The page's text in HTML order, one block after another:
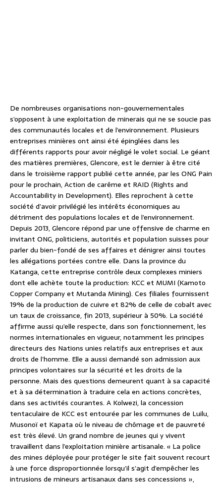
De nombreuses organisations non-gouvernementales
s’opposent à une exploitation de minerais qui ne se soucie pas
des communautés locales et de l’environnement. Plusieurs
entreprises minières ont ainsi été épinglées dans les
différents rapports pour avoir négligé le volet social. Le géant
des matières premières, Glencore, est le dernier à être cité
dans le troisième rapport publié cette année, par les ONG Pain
pour le prochain, Action de carême et RAID (Rights and
Accountability in Development). Elles reprochent à cette
société d’avoir privilégié les intérêts économiques au
détriment des populations locales et de l’environnement.
Depuis 2013, Glencore répond par une offensive de charme en
invitant ONG, politiciens, autorités et population suisses pour
parler du bien-fondé de ses affaires et dénigrer ainsi toutes
les allégations portées contre elle. Dans la province du
Katanga, cette entreprise contrôle deux complexes miniers
dont elle achète toute la production: KCC et MUMI (Kamoto
Copper Company et Mutanda Mining). Ces filiales fournissent
19% de la production de cuivre et 82% de celle de cobalt avec
un taux de croissance, fin 2013, supérieur à 50%. La société
affirme aussi qu’elle respecte, dans son fonctionnement, les
normes internationales en vigueur, notamment les principes
directeurs des Nations unies relatifs aux entreprises et aux
droits de l’homme. Elle a aussi demandé son admission aux
principes volontaires sur la sécurité et les droits de la
personne. Mais des questions demeurent quant à sa capacité
et à sa détermination à traduire cela en actions concrètes,
dans ses activités courantes. A Kolwezi, la concession
tentaculaire de KCC est entourée par les communes de Luilu,
Musonoï et Kapata où le niveau de chômage et de pauvreté
est très élevé. Un grand nombre de jeunes qui y vivent
travaillent dans l’exploitation minière artisanale. « La police
des mines déployée pour protéger le site fait souvent recourt
à une force disproportionnée lorsqu’il s’agit d’empêcher les
intrusions de mineurs artisanaux dans ses concessions »,